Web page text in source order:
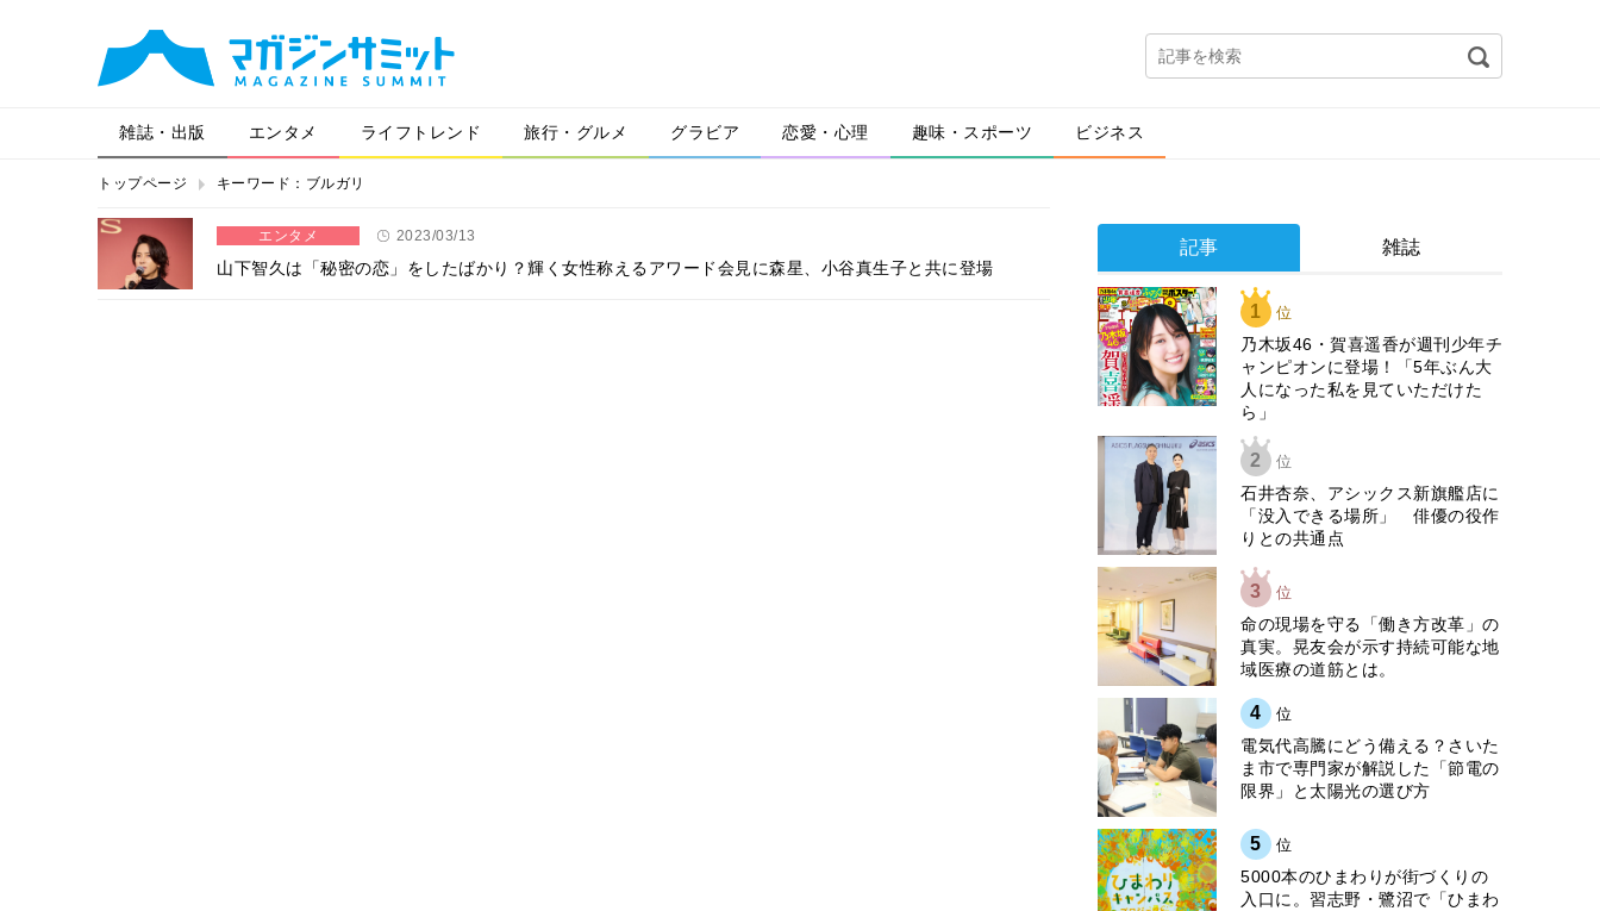
雑誌・出版 エンタメ ライフトレンド 旅行・グルメ グラビア 恋愛・心理 趣味・スポーツ ビジネス
トップページ キーワード：ブルガリ
エンタメ 2023/03/13
山下智久は「秘密の恋」をしたばかり？輝く女性称えるアワード会見に森星、小谷真生子と共に登場
記事 雑誌
1 位
乃木坂46・賀喜遥香が週刊少年チ
ャンピオンに登場！「5年ぶん大
人になった私を見ていただけた
ら」
2 位
石井杏奈、アシックス新旗艦店に
「没入できる場所」 俳優の役作
りとの共通点
3 位
​命の現場を守る「働き方改革」の
真実。晃友会が示す持続可能な地
域医療の道筋とは。
4 位
電気代高騰にどう備える？さいた
ま市で専門家が解説した「節電の
限界」と太陽光の選び方
5 位
5000本のひまわりが街づくりの
入口に。習志野・鷺沼で「ひまわ